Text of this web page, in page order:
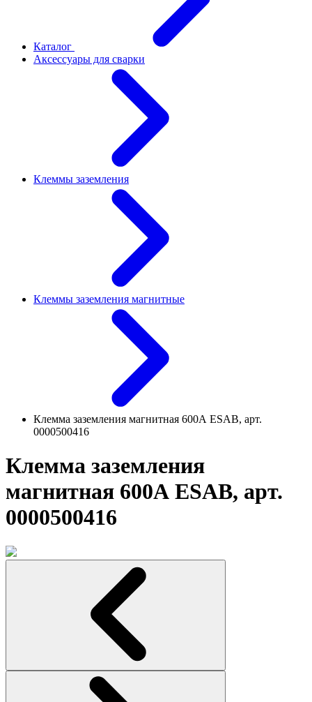
Каталог
Аксессуары для сварки
Клеммы заземления
Клеммы заземления магнитные
Клемма заземления магнитная 600А ESAB, арт.
0000500416
Клемма заземления
магнитная 600А ESAB, арт.
0000500416